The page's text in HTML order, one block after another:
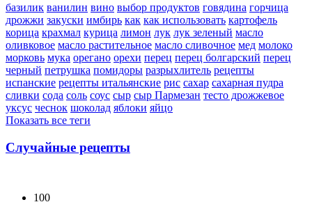
базилик ванилин вино выбор продуктов говядина горчица
дрожжи закуски имбирь как как использовать картофель
корица крахмал курица лимон лук лук зеленый масло
оливковое масло растительное масло сливочное мед молоко
морковь мука орегано орехи перец перец болгарский перец
черный петрушка помидоры разрыхлитель рецепты
испанские рецепты итальянские рис сахар сахарная пудра
сливки сода соль соус сыр сыр Пармезан тесто дрожжевое
уксус чеснок шоколад яблоки яйцо
Показать все теги
Случайные рецепты
100